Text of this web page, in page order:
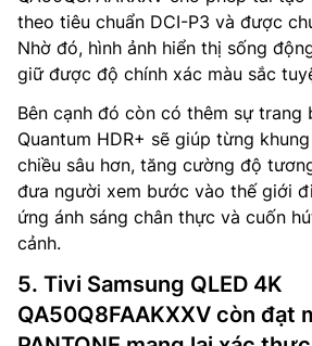
theo tiêu chuẩn DCI-P3 và được
Nhờ đó, hình ảnh hiển thị sống
giữ được độ chính xác màu sắc
Bên cạnh đó còn có thêm sự trang
Quantum HDR+ sẽ giúp từng
chiều sâu hơn, tăng cường độ
đưa người xem bước vào thế giới
ứng ánh sáng chân thực và cuốn
cảnh.
5. Tivi Samsung QLED 4K
QA50Q8FAAKXXV còn đạt